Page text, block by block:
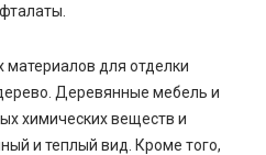
для отделки
Деревянные мебель и
химических веществ и
и теплый вид. Кроме того,